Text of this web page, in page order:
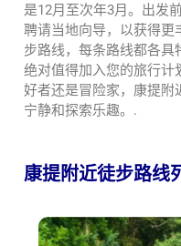
是12月至次年3月。出发
聘请当地向导，以获得更
步路线，每条路线都各具
绝对值得加入您的旅行计
好者还是冒险家，康提附
宁静和探索乐趣。.
康提附近徒步路线